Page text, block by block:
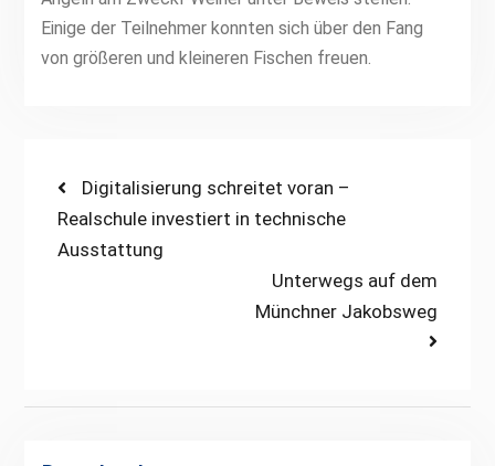
Einige der Teilnehmer konnten sich über den Fang
von größeren und kleineren Fischen freuen.
Beitragsnavigation
Previous
post:
Digitalisierung schreitet voran –
Realschule investiert in technische
Ausstattung
Next
post:
Unterwegs auf dem
Münchner Jakobsweg